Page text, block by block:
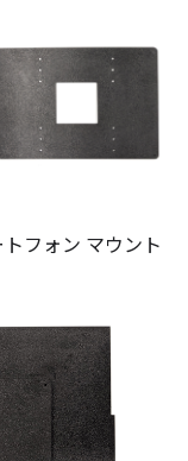
フォン マウント